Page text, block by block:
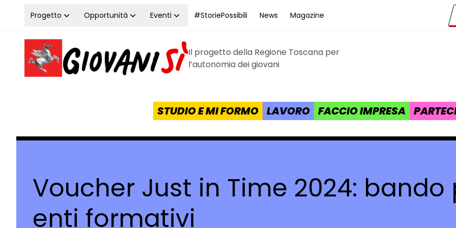
Vai al contenuto
Progetto Opportunità Eventi #StoriePossibili News Magazine
Homepage Giovanisì - Progetto della Regione Toscana
Il progetto della Regione Toscana per
l’autonomia dei giovani
STUDIO E MI FORMO LAVORO FACCIO IMPRESA
Voucher Just in Time 2024: bando
enti formativi